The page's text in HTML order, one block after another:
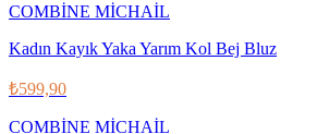
COMBİNE MİCHAİL
Kadın Kayık Yaka Yarım Kol Bej Bluz
₺599,90
COMBİNE MİCHAİL